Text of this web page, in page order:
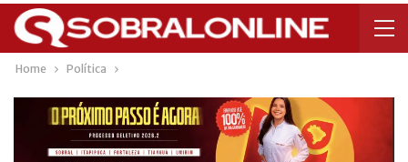
Home Política